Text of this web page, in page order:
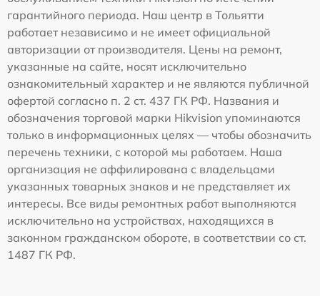
гарантийного периода. Наш центр в Тольятти
работает независимо и не имеет официальной
авторизации от производителя. Цены на ремонт,
указанные на сайте, носят исключительно
ознакомительный характер и не являются публичной
офертой согласно п. 2 ст. 437 ГК РФ. Названия и
обозначения торговой марки Hikvision упоминаются
только в информационных целях — чтобы обозначить
перечень техники, с которой мы работаем. Наша
организация не аффилирована с владельцами
указанных товарных знаков и не представляет их
интересы. Все виды ремонтных работ выполняются
исключительно на устройствах, находящихся в
законном гражданском обороте, в соответствии со ст.
1487 ГК РФ.